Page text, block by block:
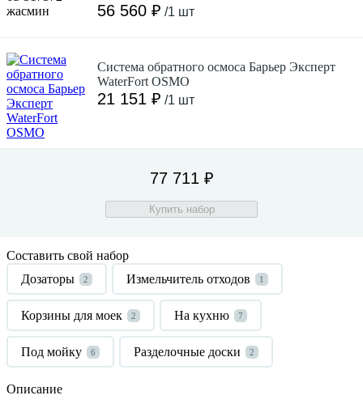
56 560 ₽ /1 шт
Система обратного осмоса Барьер Эксперт
WaterFort OSMO
21 151 ₽ /1 шт
77 711 ₽
Купить набор
Составить свой набор
Дозаторы
2 Измельчитель отходов 1
Корзины для моек 2 На кухню 7
Под мойку 6 Разделочные доски 2
Описание